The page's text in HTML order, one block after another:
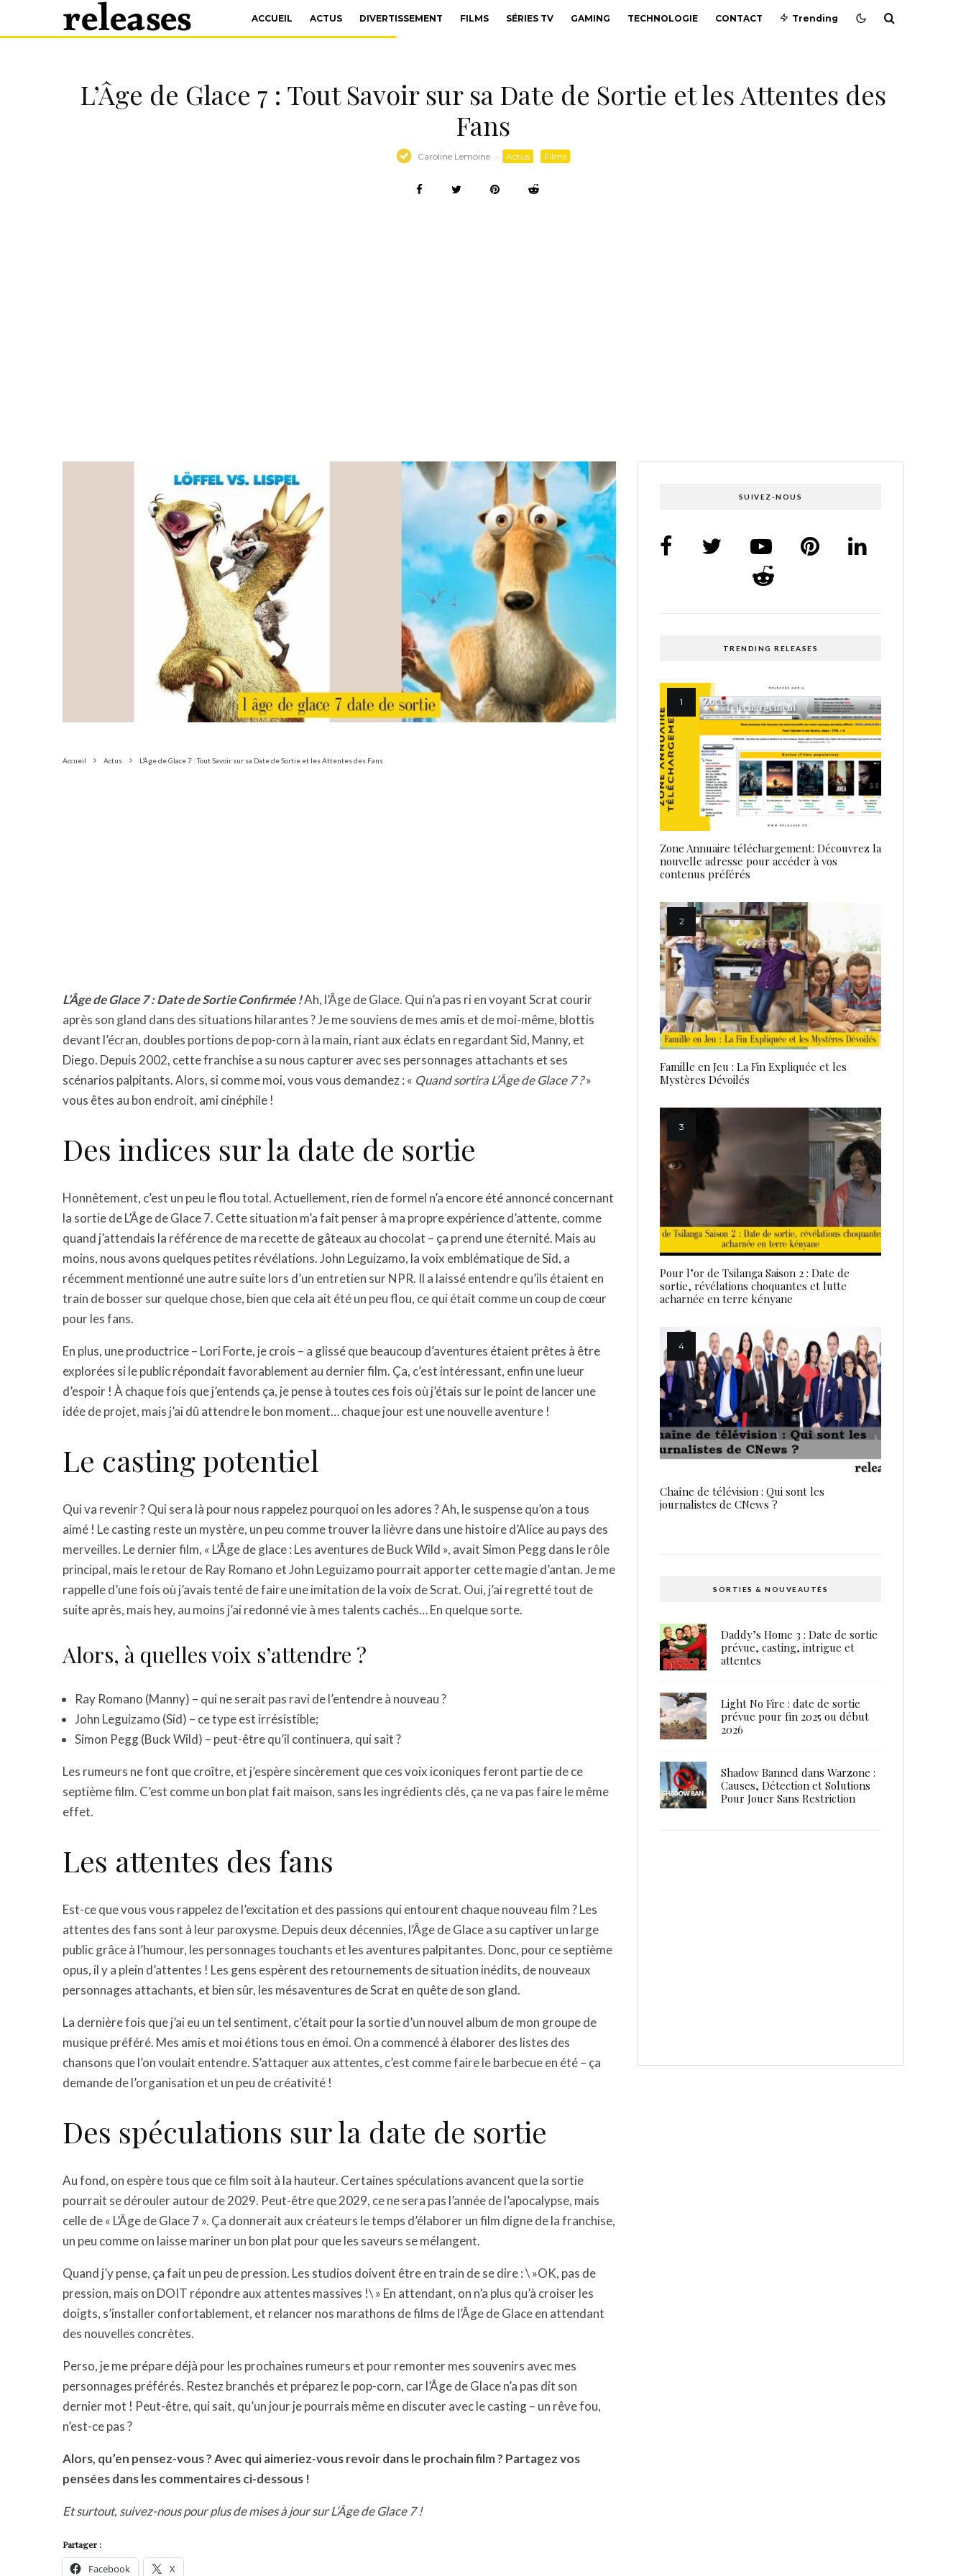
ACCUEIL ACTUS DIVERTISSEMENT FILMS SÉRIES TV GAMING TECHNOLOGIE CONTACT Trending
L’Âge de Glace 7 : Tout Savoir sur sa Date de Sortie et les Attentes des
Fans
Caroline Lemoine · Actus Films
Accueil Actus L’Âge de Glace 7 : Tout Savoir sur sa Date de Sortie et les Attentes des Fans
L’Âge de Glace 7 : Date de Sortie Confirmée !Ah, l’Âge de Glace. Qui n’a pas ri en voyant Scrat courir
après son gland dans des situations hilarantes ? Je me souviens de mes amis et de moi-même, blottis
devant l’écran, doubles portions de pop-corn à la main, riant aux éclats en regardant Sid, Manny, et
Diego. Depuis 2002, cette franchise a su nous capturer avec ses personnages attachants et ses
scénarios palpitants. Alors, si comme moi, vous vous demandez : « Quand sortira L’Âge de Glace 7 ?»
vous êtes au bon endroit, ami cinéphile !
Des indices sur la date de sortie
Honnêtement, c’est un peu le flou total. Actuellement, rien de formel n’a encore été annoncé concernant
la sortie de L’Âge de Glace 7. Cette situation m’a fait penser à ma propre expérience d’attente, comme
quand j’attendais la référence de ma recette de gâteaux au chocolat – ça prend une éternité. Mais au
moins, nous avons quelques petites révélations. John Leguizamo, la voix emblématique de Sid, a
récemment mentionné une autre suite lors d’un entretien sur NPR. Il a laissé entendre qu’ils étaient en
train de bosser sur quelque chose, bien que cela ait été un peu flou, ce qui était comme un coup de cœur
pour les fans.
En plus, une productrice – Lori Forte, je crois – a glissé que beaucoup d’aventures étaient prêtes à être
explorées si le public répondait favorablement au dernier film. Ça, c’est intéressant, enfin une lueur
d’espoir ! À chaque fois que j’entends ça, je pense à toutes ces fois où j’étais sur le point de lancer une
idée de projet, mais j’ai dû attendre le bon moment… chaque jour est une nouvelle aventure !
Le casting potentiel
Qui va revenir ? Qui sera là pour nous rappelez pourquoi on les adores ? Ah, le suspense qu’on a tous
aimé ! Le casting reste un mystère, un peu comme trouver la lièvre dans une histoire d’Alice au pays des
merveilles. Le dernier film, « L’Âge de glace : Les aventures de Buck Wild », avait Simon Pegg dans le rôle
principal, mais le retour de Ray Romano et John Leguizamo pourrait apporter cette magie d’antan. Je me
rappelle d’une fois où j’avais tenté de faire une imitation de la voix de Scrat. Oui, j’ai regretté tout de
suite après, mais hey, au moins j’ai redonné vie à mes talents cachés… En quelque sorte.
Alors, à quelles voix s’attendre ?
Ray Romano (Manny) – qui ne serait pas ravi de l’entendre à nouveau ?
John Leguizamo (Sid) – ce type est irrésistible;
Simon Pegg (Buck Wild) – peut-être qu’il continuera, qui sait ?
Les rumeurs ne font que croître, et j’espère sincèrement que ces voix iconiques feront partie de ce
septième film. C’est comme un bon plat fait maison, sans les ingrédients clés, ça ne va pas faire le même
effet.
Les attentes des fans
Est-ce que vous vous rappelez de l’excitation et des passions qui entourent chaque nouveau film ? Les
attentes des fans sont à leur paroxysme. Depuis deux décennies, l’Âge de Glace a su captiver un large
public grâce à l’humour, les personnages touchants et les aventures palpitantes. Donc, pour ce septième
opus, il y a plein d’attentes ! Les gens espèrent des retournements de situation inédits, de nouveaux
personnages attachants, et bien sûr, les mésaventures de Scrat en quête de son gland.
La dernière fois que j’ai eu un tel sentiment, c’était pour la sortie d’un nouvel album de mon groupe de
musique préféré. Mes amis et moi étions tous en émoi. On a commencé à élaborer des listes des
chansons que l’on voulait entendre. S’attaquer aux attentes, c’est comme faire le barbecue en été – ça
demande de l’organisation et un peu de créativité !
Des spéculations sur la date de sortie
Au fond, on espère tous que ce film soit à la hauteur. Certaines spéculations avancent que la sortie
pourrait se dérouler autour de 2029. Peut-être que 2029, ce ne sera pas l’année de l’apocalypse, mais
celle de « L’Âge de Glace 7 ». Ça donnerait aux créateurs le temps d’élaborer un film digne de la franchise,
un peu comme on laisse mariner un bon plat pour que les saveurs se mélangent.
Quand j’y pense, ça fait un peu de pression. Les studios doivent être en train de se dire : \ »OK, pas de
pression, mais on DOIT répondre aux attentes massives !\ » En attendant, on n’a plus qu’à croiser les
doigts, s’installer confortablement, et relancer nos marathons de films de l’Âge de Glace en attendant
des nouvelles concrètes.
Perso, je me prépare déjà pour les prochaines rumeurs et pour remonter mes souvenirs avec mes
personnages préférés. Restez branchés et préparez le pop-corn, car l’Âge de Glace n’a pas dit son
dernier mot ! Peut-être, qui sait, qu’un jour je pourrais même en discuter avec le casting – un rêve fou,
n’est-ce pas ?
Alors, qu’en pensez-vous ? Avec qui aimeriez-vous revoir dans le prochain film ? Partagez vos
pensées dans les commentaires ci-dessous !
Et surtout, suivez-nous pour plus de mises à jour sur L’Âge de Glace 7 !
Partager :
Facebook X
SUIVEZ-NOUS
TRENDING RELEASES
Zone Annuaire téléchargement: Découvrez la
nouvelle adresse pour accéder à vos
contenus préférés
Famille en Jeu : La Fin Expliquée et les
Mystères Dévoilés
Pour l’or de Tsilanga Saison 2 : Date de
sortie, révélations choquantes et lutte
acharnée en terre kényane
Chaîne de télévision : Qui sont les
journalistes de CNews ?
SORTIES & NOUVEAUTÉS
Daddy’s Home 3 : Date de sortie
prévue, casting, intrigue et
attentes
Light No Fire : date de sortie
prévue pour fin 2025 ou début
2026
Shadow Banned dans Warzone :
Causes, Détection et Solutions
Pour Jouer Sans Restriction